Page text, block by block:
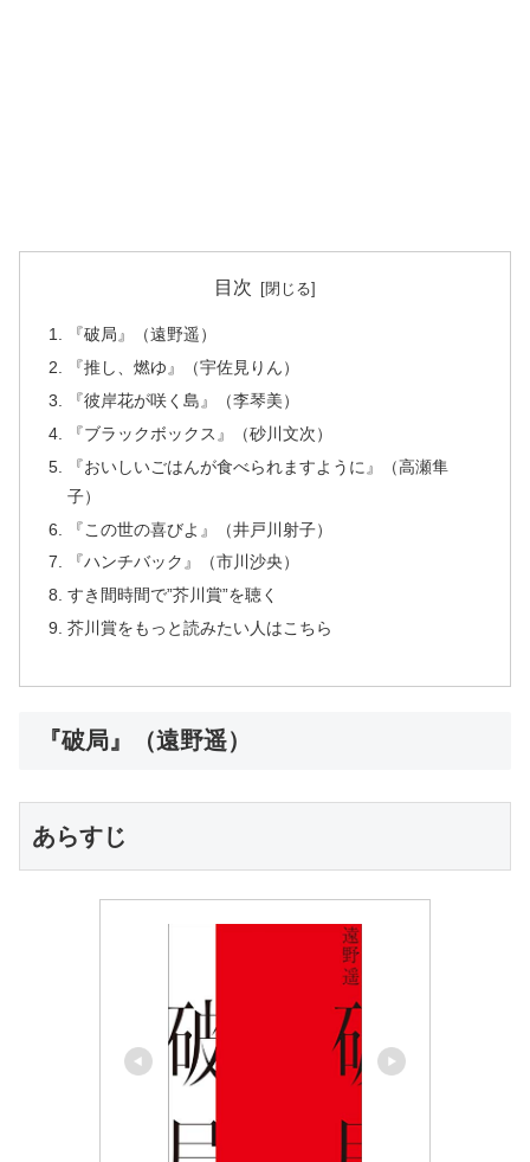
目次
『破局』（遠野遥）
『推し、燃ゆ』（宇佐見りん）
『彼岸花が咲く島』（李琴美）
『ブラックボックス』（砂川文次）
『おいしいごはんが食べられますように』（高瀬隼
子）
『この世の喜びよ』（井戸川射子）
『ハンチバック』（市川沙央）
すき間時間で”芥川賞”を聴く
芥川賞をもっと読みたい人はこちら
『破局』（遠野遥）
あらすじ